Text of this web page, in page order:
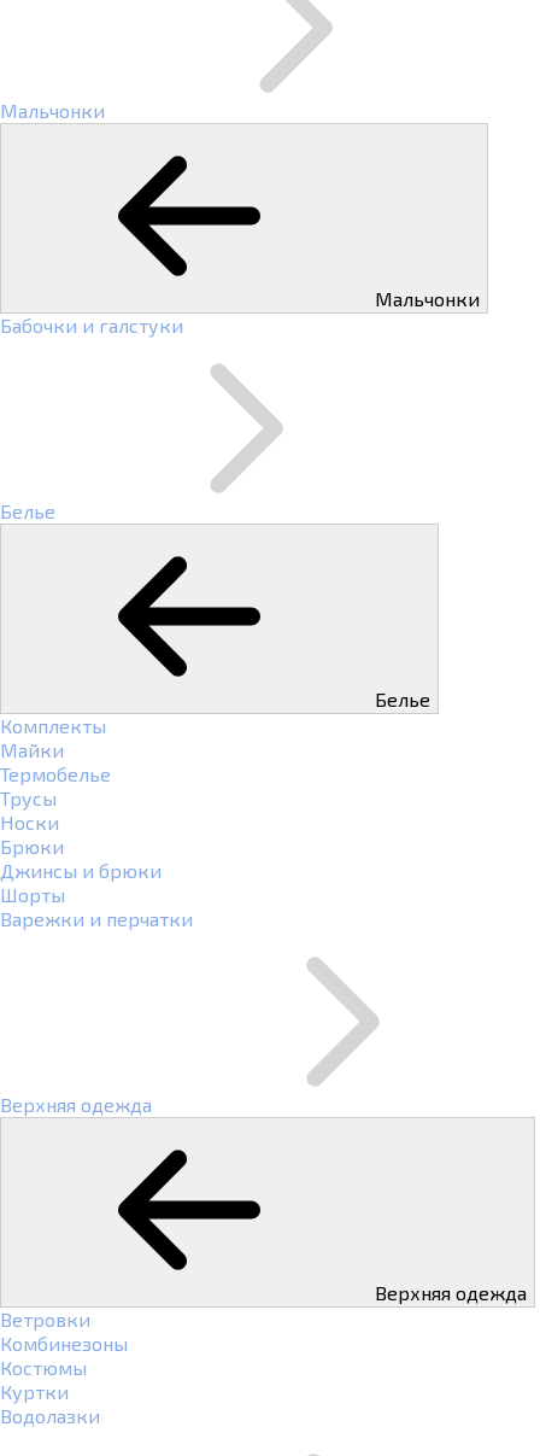
Мальчонки
Мальчонки
Бабочки и галстуки
Белье
Белье
Комплекты
Майки
Термобелье
Трусы
Носки
Брюки
Джинсы и брюки
Шорты
Варежки и перчатки
Верхняя одежда
Верхняя одежда
Ветровки
Комбинезоны
Костюмы
Куртки
Водолазки